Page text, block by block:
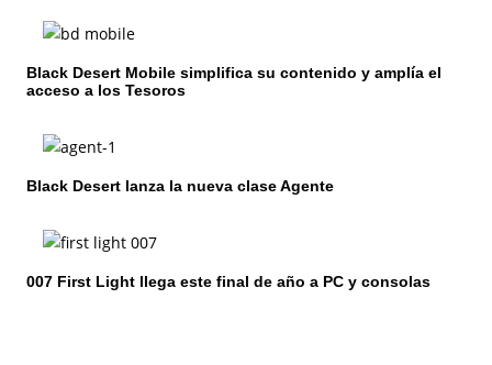
ó
n
d
e
e
n
Black Desert Mobile simplifica su contenido y amplía el
acceso a los Tesoros
Black Desert lanza la nueva clase Agente
007 First Light llega este final de año a PC y consolas